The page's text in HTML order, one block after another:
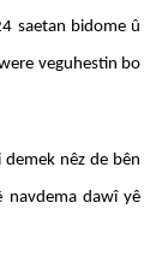
saetan bidome û
veguhestin bo
nêz de bên
navdema dawî yê